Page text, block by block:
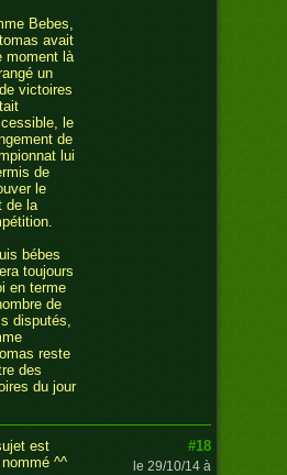
Bebes,
avait
moment là
un
victoires
le
de
lui
de
le
de la
bébes
toujours
en terme
de
disputés,
reste
des
du jour
est
^^
#18
le 29/10/14 à